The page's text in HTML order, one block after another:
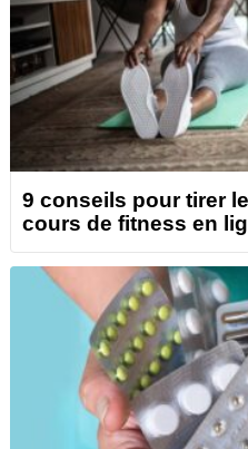
9 conseils pour tirer
cours de fitness en